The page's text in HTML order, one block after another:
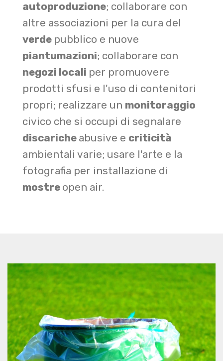
autoproduzione; collaborare con
altre associazioni per la cura del
verde pubblico e nuove
piantumazioni; collaborare con
negozi locali per promuovere
prodotti sfusi e l'uso di contenitori
propri; realizzare un monitoraggio
civico che si occupi di segnalare
discariche abusive e criticità
ambientali varie; usare l'arte e la
fotografia per installazione di
mostre open air.